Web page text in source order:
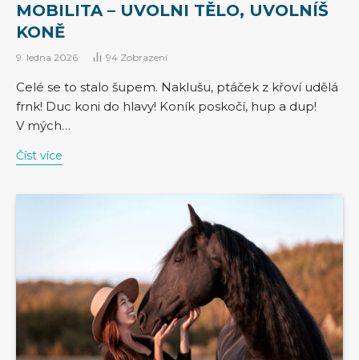
MOBILITA – UVOLNI TĚLO, UVOLNÍŠ
KONĚ
9. ledna 2026 94 Zobrazení
Celé se to stalo šupem. Naklušu, ptáček z křoví udělá
frnk! Duc koni do hlavy! Koník poskočí, hup a dup!
V mých…
Číst více